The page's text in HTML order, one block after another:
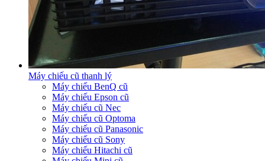
Máy chiếu cũ thanh lý
Máy chiếu BenQ cũ
Máy chiếu Epson cũ
Máy chiếu cũ Nec
Máy chiếu cũ Optoma
Máy chiếu cũ Panasonic
Máy chiếu cũ Sony
Máy chiếu Hitachi cũ